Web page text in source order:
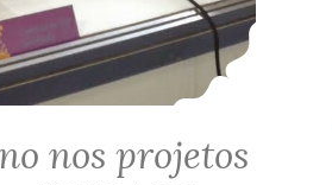
nos projetos